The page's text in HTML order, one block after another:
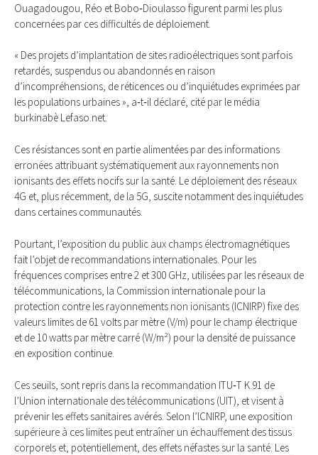
Ouagadougou, Réo et Bobo‑Dioulasso figurent parmi les plus
concernées par ces difficultés de déploiement.
« Des projets d’implantation de sites radioélectriques sont parfois
retardés, suspendus ou abandonnés en raison
d’incompréhensions, de réticences ou d’inquiétudes exprimées par
les populations urbaines », a‑t‑il déclaré, cité par le média
burkinabè Lefaso.net.
Ces résistances sont en partie alimentées par des informations
erronées attribuant systématiquement aux rayonnements non
ionisants des effets nocifs sur la santé. Le déploiement des réseaux
4G et, plus récemment, de la 5G, suscite notamment des inquiétudes
dans certaines communautés.
Pourtant, l’exposition du public aux champs électromagnétiques
fait l’objet de recommandations internationales. Pour les
fréquences comprises entre 2 et 300 GHz, utilisées par les réseaux de
télécommunications, la Commission internationale pour la
protection contre les rayonnements non ionisants (ICNIRP) fixe des
valeurs limites de 61 volts par mètre (V/m) pour le champ électrique
et de 10 watts par mètre carré (W/m²) pour la densité de puissance
en exposition continue.
Ces seuils, sont repris dans la recommandation ITU‑T K.91 de
l’Union internationale des télécommunications (UIT), et visent à
prévenir les effets sanitaires avérés. Selon l’ICNIRP, une exposition
supérieure à ces limites peut entraîner un échauffement des tissus
corporels et, potentiellement, des effets néfastes sur la santé. Les